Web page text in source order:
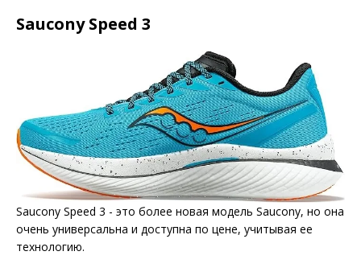
Saucony Speed 3
Saucony Speed 3 - это более новая модель Saucony, но она
очень универсальна и доступна по цене, учитывая ее
технологию.